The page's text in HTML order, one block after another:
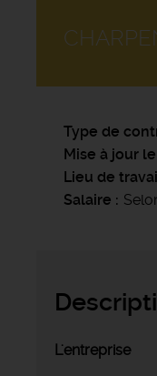
Type de
Mise à jour le
Lieu de
Salaire
L'entreprise